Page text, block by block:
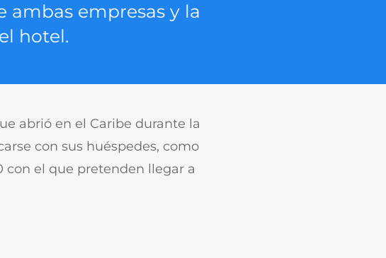
ambas empresas y la
hotel.
abrió en el Caribe durante la
con sus huéspedes, como
con el que pretenden llegar a